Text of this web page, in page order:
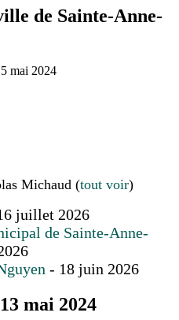
en mode jeunesse
de Sainte-Anne-
mai 2024
Michaud (tout voir)
juillet 2026
de Sainte-Anne-
- 18 juin 2026
mai 2024